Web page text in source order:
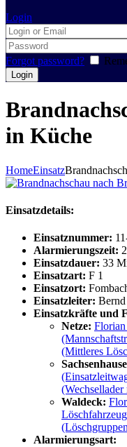
Login
Forgot password?
in Küche
HomeEinsatz
Einsatzdetails:
Einsatznummer:
Alarmierungszeit:
Einsatzdauer: 33
Einsatzart: F 1
Einsatzort:
Einsatzleiter:
Einsatzkräfte und
Netze:
(Mittleres
Waldeck:
Alarmierungsart: